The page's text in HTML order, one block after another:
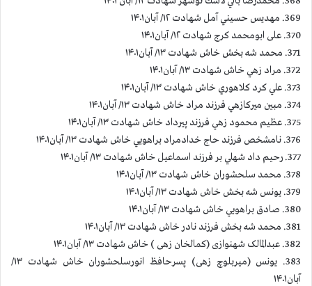
369. مهديس حسيني آمل شهادت ۱۲/ آبان۱۴۰۱
370. علی ابومحمد كرج شهادت ۱۲/ آبان۱۴۰۱
371. محمد شه بخش خاش شهادت ۱۳/ آبان۱۴۰۱
372. مراد زهي خاش شهادت ۱۳/ آبان۱۴۰۱
373. علي كرد كلاهوري خاش شهادت ۱۳/ آبان۱۴۰۱
374. مبين ميركازهي فرزند مراد خاش شهادت ۱۳/ آبان۱۴۰۱
375. عظيم محمود زهي فرزند پيرداد خاش شهادت ۱۳/ آبان۱۴۰۱
376. نامشخص فرزند حاج خدادمراد براهويي خاش شهادت ۱۳/ آبان۱۴۰۱
377. رحيم داد شهلي بر فرزند اسماعيل خاش شهادت ۱۳/ آبان۱۴۰۱
378. محمد سلحشوران خاش شهادت ۱۳/ آبان۱۴۰۱
379. يونس شه بخش خاش شهادت ۱۳/ آبان۱۴۰۱
380. صادق براهويي خاش شهادت ۱۳/ آبان۱۴۰۱
381. محمد شه بخش فرزند نادر خاش شهادت ۱۳/ آبان۱۴۰۱
382. عبدالمالک شهنوازی (کمالخان زهی ) خاش شهادت ۱۳/ آبان۱۴۰۱
383. یونس (میربلوچ زهی) پسرحافظ انورسلحشوران خاش شهادت ۱۳/
آبان۱۴۰۱